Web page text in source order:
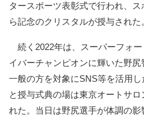
タースポーツ表彰式で行われ、
ら記念のクリスタルが授与された
続く2022年は、スーパーフォ
イバーチャンピオンに輝いた野
一般の方を対象にSNS等を活用
と授与式典の場は東京オートサ
れた。当日は野尻選手が体調の影